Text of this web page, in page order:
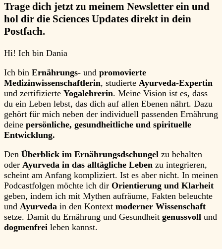
Trage dich jetzt zu meinem Newsletter ein und
hol dir die Sciences Updates direkt in dein
Postfach.
Hi! Ich bin Dania
Ich bin Ernährungs- und promovierte
Medizinwissenschaftlerin, studierte Ayurveda-Expertin
und zertifizierte Yogalehrerin. Meine Vision ist es, dass
du ein Leben lebst, das dich auf allen Ebenen nährt. Dazu
gehört für mich neben der individuell passenden Ernährung
deine persönliche, gesundheitliche und spirituelle
Entwicklung.
Den Überblick im Ernährungsdschungel zu behalten
oder Ayurveda in das alltägliche Leben zu integrieren,
scheint am Anfang kompliziert. Ist es aber nicht. In meinen
Podcastfolgen möchte ich dir Orientierung und Klarheit
geben, indem ich mit Mythen aufräume, Fakten beleuchte
und Ayurveda in den Kontext moderner Wissenschaft
setze. Damit du Ernährung und Gesundheit genussvoll und
dogmenfrei leben kannst.